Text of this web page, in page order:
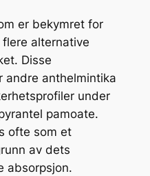
er bekymret for
alternative
Disse
andre anthelmintika
under
pamoate.
ofte som et
av dets
absorpsjon.